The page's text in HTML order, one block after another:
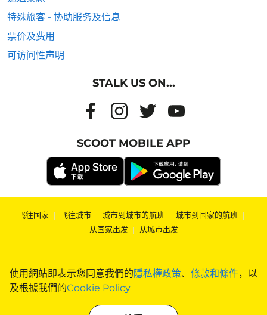
使用網站即表示您同意我們的隱私權政策、 條款和條件，以
及根據我們的Cookie Policy
特殊旅客 - 协助服务及信息
票价及费用
可访问性声明
STALK US ON...
SCOOT MOBILE APP
飞往国家 | 飞往城市 | 城市到城市的航班 | 城市到国家的航班 |
从国家出发 | 从城市出发